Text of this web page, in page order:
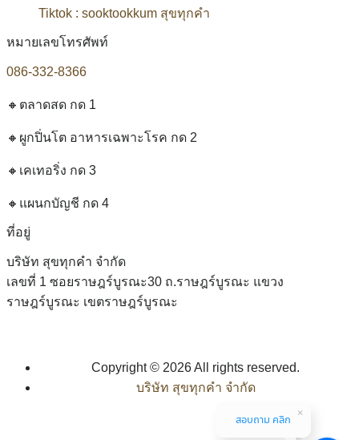
Tiktok : sooktookkum สุขทุกคำ
หมายเลขโทรศัพท์
086-332-8366
🔸ตลาดสด กด 1
🔸ผูกปิ่นโต อาหารเฉพาะโรค กด 2
🔸เคเทอริ่ง กด 3
🔸แผนกบัญชี กด 4
ที่อยู่
บริษัท สุขทุกคำ จำกัด
เลขที่ 1 ซอยราษฎร์บูรณะ30 ถ.ราษฎร์บูรณะ แขวง
ราษฎร์บูรณะ เขตราษฎร์บูรณะ
Copyright © 2026 All rights reserved.
บริษัท สุขทุกคำ จำกัด
สอบถาม คลิก